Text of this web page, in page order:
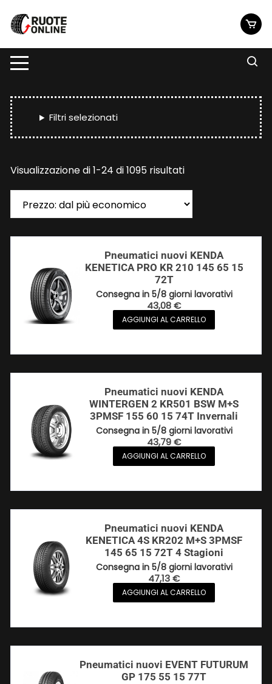
contenuto
Filtri selezionati
Visualizzazione di 1-24 di 1095 risultatiPrezzo:
Pneumatici nuovi KENDA
KENETICA PRO KR 210 145 65 15
72T
Consegna in 5/8 giorni lavorativi
43,08€
AGGIUNGI AL CARRELLO
Pneumatici nuovi KENDA
WINTERGEN 2 KR501 BSW M+S
3PMSF 155 60 15 74T Invernali
Consegna in 5/8 giorni lavorativi
43,79€
AGGIUNGI AL CARRELLO
Pneumatici nuovi KENDA
KENETICA 4S KR202 M+S 3PMSF
145 65 15 72T 4 Stagioni
Consegna in 5/8 giorni lavorativi
47,13€
AGGIUNGI AL CARRELLO
Pneumatici nuovi EVENT FUTURUM
GP 175 55 15 77T